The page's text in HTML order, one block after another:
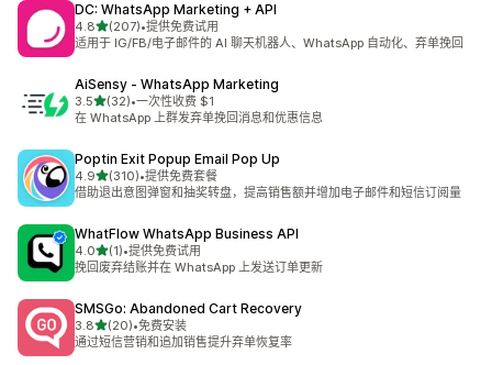
DC: WhatsApp Marketing + API
4.8星（满分 5 星）
(207)
总共 207 条评论
•提供免费试用
适用于 IG/FB/电子邮件的 AI 聊天机器人、WhatsApp 自动化、弃单挽回
AiSensy ‑ WhatsApp Marketing
3.5星（满分 5 星）
(32)
总共 32 条评论
•一次性收费 $1
在 WhatsApp 上群发弃单挽回消息和优惠信息
Poptin Exit Popup Email Pop Up
4.9星（满分 5 星）
(310)
总共 310 条评论
•提供免费套餐
借助退出意图弹窗和抽奖转盘，提高销售额并增加电子邮件和短信订阅量
WhatFlow WhatsApp Business API
4.0星（满分 5 星）
(1)
总共 1 条评论
•提供免费试用
挽回废弃结账并在 WhatsApp 上发送订单更新
SMSGo: Abandoned Cart Recovery
3.8星（满分 5 星）
(20)
总共 20 条评论
•免费安装
通过短信营销和追加销售提升弃单恢复率